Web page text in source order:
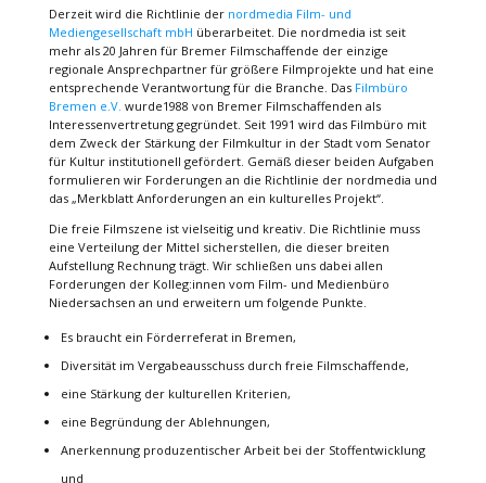
Derzeit wird die Richtlinie der nordmedia Film- und
Mediengesellschaft mbH überarbeitet. Die nordmedia ist seit
mehr als 20 Jahren für Bremer Filmschaffende der einzige
regionale Ansprechpartner für größere Filmprojekte und hat eine
entsprechende Verantwortung für die Branche. Das Filmbüro
Bremen e.V. wurde1988 von Bremer Filmschaffenden als
Interessenvertretung gegründet. Seit 1991 wird das Filmbüro mit
dem Zweck der Stärkung der Filmkultur in der Stadt vom Senator
für Kultur institutionell gefördert. Gemäß dieser beiden Aufgaben
formulieren wir Forderungen an die Richtlinie der nordmedia und
das „Merkblatt Anforderungen an ein kulturelles Projekt“.
Die freie Filmszene ist vielseitig und kreativ. Die Richtlinie muss
eine Verteilung der Mittel sicherstellen, die dieser breiten
Aufstellung Rechnung trägt. Wir schließen uns dabei allen
Forderungen der Kolleg:innen vom Film- und Medienbüro
Niedersachsen an und erweitern um folgende Punkte.
Es braucht ein Förderreferat in Bremen,
Diversität im Vergabeausschuss durch freie Filmschaffende,
eine Stärkung der kulturellen Kriterien,
eine Begründung der Ablehnungen,
Anerkennung produzentischer Arbeit bei der Stoffentwicklung
und